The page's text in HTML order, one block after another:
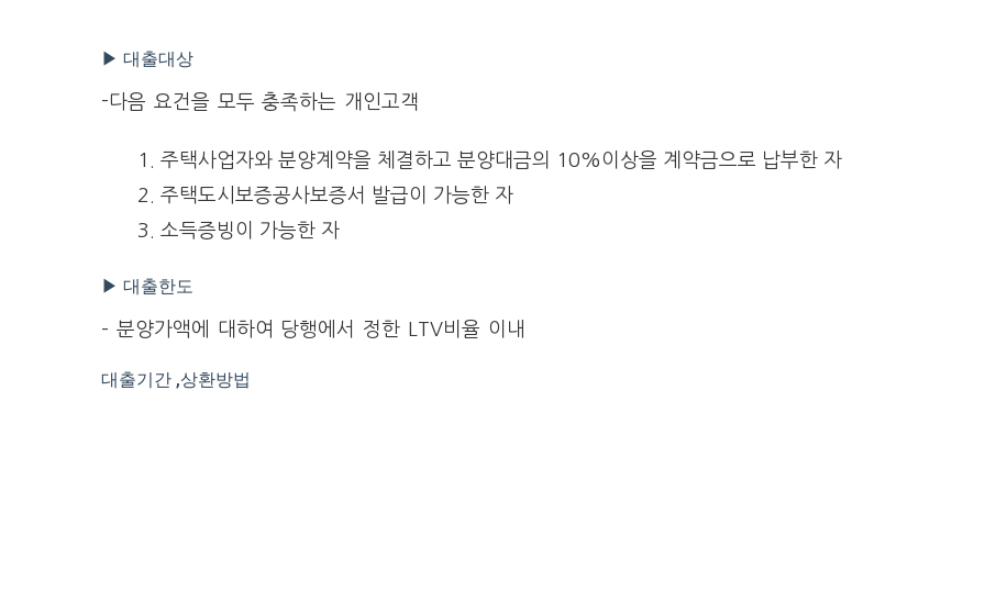
▶ 대출대상
-다음 요건을 모두 충족하는 개인고객
주택사업자와 분양계약을 체결하고 분양대금의 10%이상을 계약금으로 납부한 자
주택도시보증공사보증서 발급이 가능한 자
소득증빙이 가능한 자
▶ 대출한도
– 분양가액에 대하여 당행에서 정한 LTV비율 이내
대출기간 ,상환방법